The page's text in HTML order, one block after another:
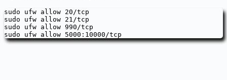
sudo ufw allow 20/tcp
sudo ufw allow 21/tcp
sudo ufw allow 990/tcp
sudo ufw allow 5000:10000/tcp